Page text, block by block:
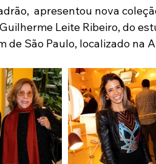
apresentou nova
Leite Ribeiro, do
de São Paulo, localizado na